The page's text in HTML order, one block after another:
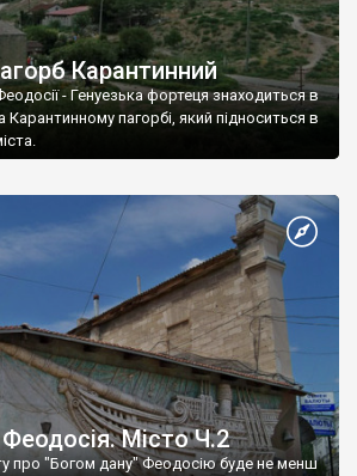
Карантинний
- Генуезька фортеця знаходиться в
Карантинному пагорбі, який підноситься в
Місто Ч.2
про "Богом дану" Феодосію буде не менш